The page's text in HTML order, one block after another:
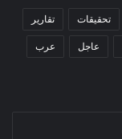
تحقيقات تقارير
عاجل عرب